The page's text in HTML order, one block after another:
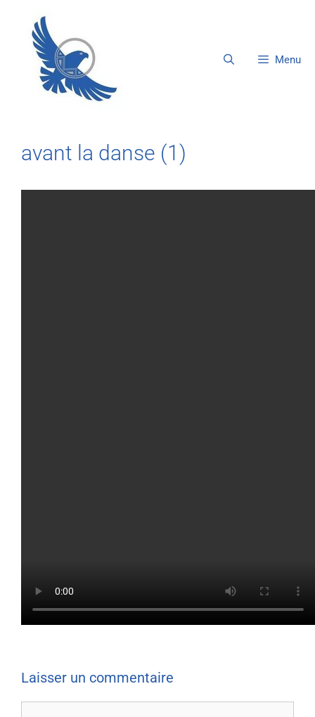
Menu
avant la danse (1)
Laisser un commentaire